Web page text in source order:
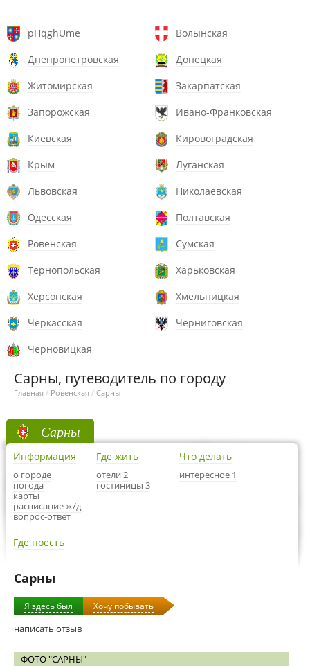
pHqghUme
Волынская
Днепропетровская
Донецкая
Житомирская
Закарпатская
Запорожская
Ивано-Франковская
Киевская
Кировоградская
Крым
Луганская
Львовская
Николаевская
Одесская
Полтавская
Ровенская
Сумская
Тернопольская
Харьковская
Херсонская
Хмельницкая
Черкасская
Черниговская
Черновицкая
Сарны, путеводитель по городу
Главная / Ровенская / Сарны
Сарны
Информация
о городе
погода
карты
расписание ж/д
вопрос-ответ
Где жить
отели 2
гостиницы 3
Что делать
интересное 1
Где поесть
Сарны
Я здесь был Хочу побывать
написать отзыв
ФОТО "САРНЫ"